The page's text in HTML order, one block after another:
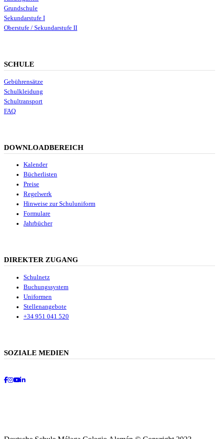
Grundschule
Sekundarstufe I
Oberstufe / Sekundarstufe II
SCHULE
Gebührensätze
Schulkleidung
Schultransport
FAQ
DOWNLOADBEREICH
Kalender
Bücherlisten
Preise
Regelwerk
Hinweise zur Schuluniform
Formulare
Jahrbücher
DIREKTER ZUGANG
Schulnetz
Buchungssystem
Uniformen
Stellenangebote
+34 951 041 520
SOZIALE MEDIEN